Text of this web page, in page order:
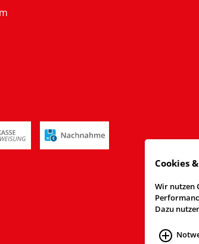
Cookies
Wir nutzen
Dazu